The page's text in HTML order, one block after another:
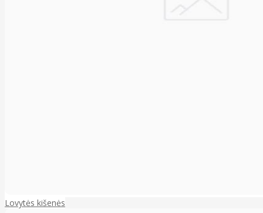
Lovytės kišenės